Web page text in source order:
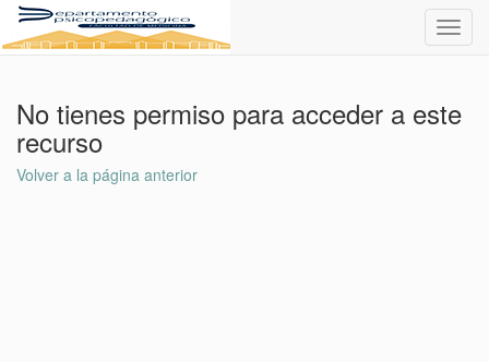
No tienes permiso para acceder a este
recurso
Volver a la página anterior